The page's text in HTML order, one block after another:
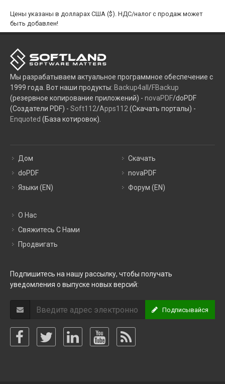
Цены указаны в долларах США ($). НДС/налог с продаж может
быть добавлен!
Мы разрабатываем актуальное программное обеспечение с
1999 года. Вот наши продукты: Backup4all /FBackup
(резервное копирование приложений) - novaPDF/doPDF
(Создатели PDF) - Soft112/Apps112 (Скачать порталы) -
Enquoted (База котировок).
Дом
doPDF
Языки (EN)
Скачать
novaPDF
Форум (EN)
О Нас
Свяжитесь С Нами
Продвигать
Подпишитесь на нашу рассылку, чтобы получать
уведомления о выпуске новых версий:
Подписывайся